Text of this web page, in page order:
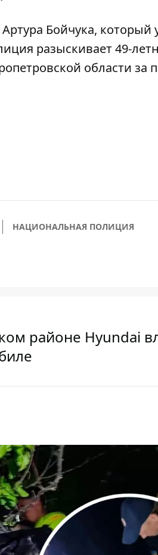
Бойчука, который
разыскивает 49-
области за
НАЦИОНАЛЬНАЯ ПОЛИЦИЯ
районе Hyundai